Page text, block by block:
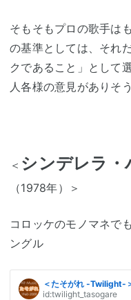
そもそもプロの歌手は
の基準としては、それ
クであること」として
人各様の意見がありそう
＜ シンデレラ・
（1978年）＞
コロッケのモノマネで
ングル